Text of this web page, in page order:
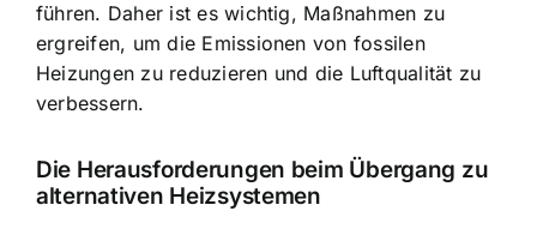
führen. Daher ist es wichtig, Maßnahmen zu
ergreifen, um die Emissionen von fossilen
Heizungen zu reduzieren und die Luftqualität zu
verbessern.
Die Herausforderungen beim Übergang zu
alternativen Heizsystemen